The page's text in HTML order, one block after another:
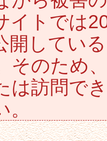
イトでは
開してい
そのため
は訪問で
。